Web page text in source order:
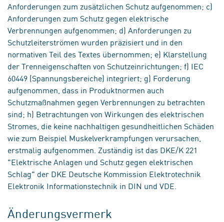
Anforderungen zum zusätzlichen Schutz aufgenommen; c)
Anforderungen zum Schutz gegen elektrische
Verbrennungen aufgenommen; d) Anforderungen zu
Schutzleiterströmen wurden präzisiert und in den
normativen Teil des Textes übernommen; e) Klarstellung
der Trenneigenschaften von Schutzeinrichtungen; f) IEC
60449 (Spannungsbereiche) integriert; g) Forderung
aufgenommen, dass in Produktnormen auch
Schutzmaßnahmen gegen Verbrennungen zu betrachten
sind; h) Betrachtungen von Wirkungen des elektrischen
Stromes, die keine nachhaltigen gesundheitlichen Schäden
wie zum Beispiel Muskelverkrampfungen verursachen,
erstmalig aufgenommen. Zuständig ist das DKE/K 221
"Elektrische Anlagen und Schutz gegen elektrischen
Schlag" der DKE Deutsche Kommission Elektrotechnik
Elektronik Informationstechnik in DIN und VDE.
Änderungsvermerk